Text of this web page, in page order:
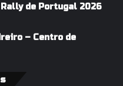
de Portugal 2026
– Centro de